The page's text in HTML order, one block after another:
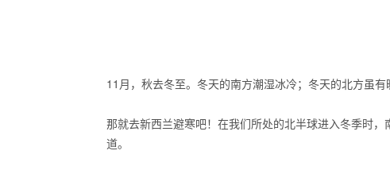
11月，秋去冬至。冬天的南方潮湿冰冷；冬天的北方虽有
那就去新西兰避寒吧！在我们所处的北半球进入冬季时
道。